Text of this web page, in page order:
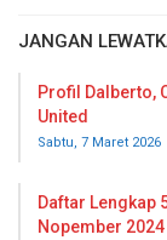
JANGAN
Profil Dalberto,
United
Sabtu, 7 Maret 2026
Daftar Lengkap
Nopember 2024